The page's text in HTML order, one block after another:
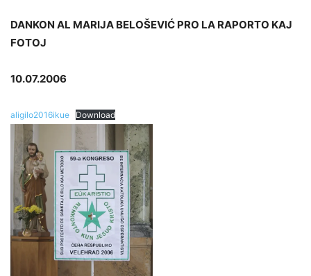
DANKON AL MARIJA BELOŠEVIĆ PRO LA RAPORTO KAJ
FOTOJ
10.07.2006
aligilo2016ikue Download